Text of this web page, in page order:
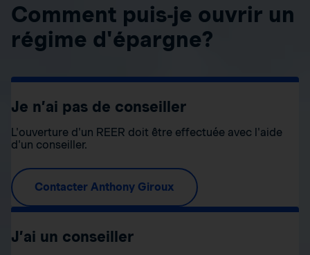
Comment puis-je ouvrir un
régime d'épargne?
Je n’ai pas de conseiller
L'ouverture d'un REER doit être effectuée avec l'aide
d'un conseiller.
Contacter Anthony Giroux
J’ai un conseiller